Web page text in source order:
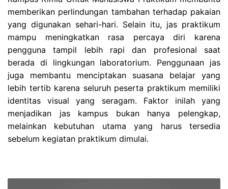
memberikan perlindungan tambahan terhadap pakaian
yang digunakan sehari-hari. Selain itu, jas praktikum
mampu meningkatkan rasa percaya diri karena
pengguna tampil lebih rapi dan profesional saat
berada di lingkungan laboratorium. Penggunaan jas
juga membantu menciptakan suasana belajar yang
lebih tertib karena seluruh peserta praktikum memiliki
identitas visual yang seragam. Faktor inilah yang
menjadikan jas kampus bukan hanya pelengkap,
melainkan kebutuhan utama yang harus tersedia
sebelum kegiatan praktikum dimulai.